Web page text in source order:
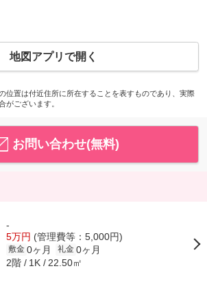
地図アプリで開く
位置は付近住所に所在することを表すものであり、実際
がございます。
お問い合わせ(無料)
-
5万円 (管理費等：5,000円)
敷金 0ヶ月 礼金 0ヶ月
2階 1K 22.50㎡